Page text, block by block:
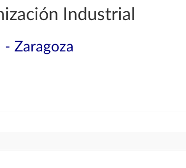
Industrial
Zaragoza